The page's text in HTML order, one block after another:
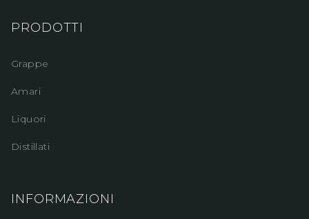
PRODOTTI
Grappe
Amari
Liquori
Distillati
INFORMAZIONI